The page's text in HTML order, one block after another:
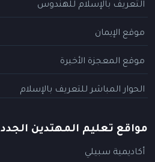
التعريف بالإسلام للهندوس
موقع الإيمان
موقع المعجزة الأخيرة
الحوار المباشر للتعريف بالإسلام
مواقع تعليم المهتدين الجدد
أكاديمية سبيلي